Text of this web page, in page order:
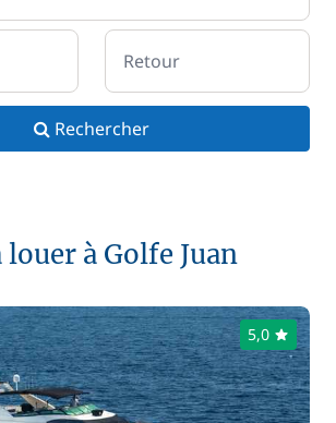
Retour
Rechercher
louer à Golfe Juan
5,0